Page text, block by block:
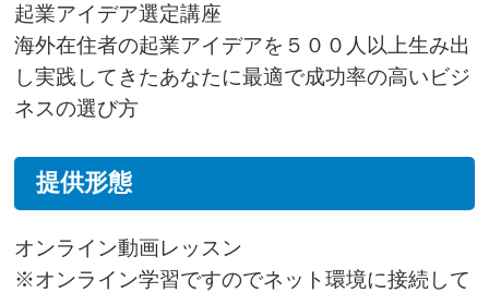
起業アイデア選定講座
海外在住者の起業アイデアを５００人以上生み出
し実践してきたあなたに最適で成功率の高いビジ
ネスの選び方
提供形態
オンライン動画レッスン
※オンライン学習ですのでネット環境に接続して